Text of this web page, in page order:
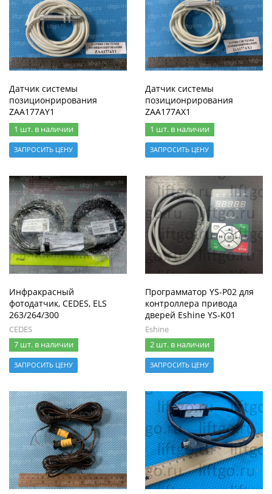
Датчик системы
позиционрирования
ZAA177AY1
1 шт. в наличии
ЗАПРОСИТЬ ЦЕНУ
Датчик системы
позиционрирования
ZAA177AX1
1 шт. в наличии
ЗАПРОСИТЬ ЦЕНУ
Инфракрасный
фотодатчик, CEDES, ELS
263/264/300
CEDES
7 шт. в наличии
ЗАПРОСИТЬ ЦЕНУ
Программатор YS-P02 для
контроллера привода
дверей Eshine YS-K01
Eshine
2 шт. в наличии
ЗАПРОСИТЬ ЦЕНУ